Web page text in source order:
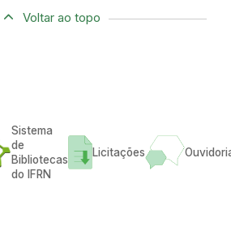
Voltar ao topo
Sistema
de
Bibliotecas
do IFRN
Licitações